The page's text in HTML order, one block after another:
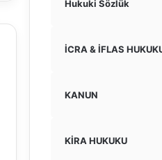
Hukuki Sözlük
İCRA & İFLAS
KANUN
KİRA HUKUKU